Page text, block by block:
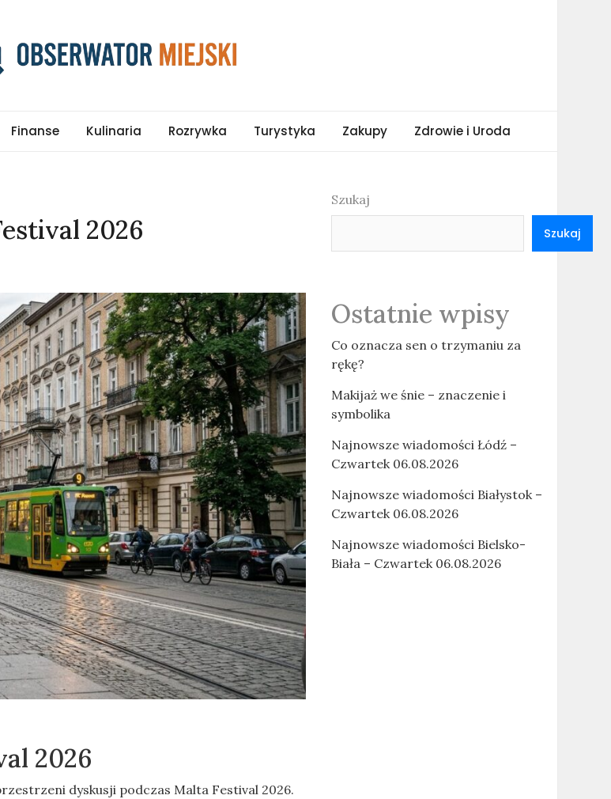
Finanse Kulinaria Rozrywka Turystyka Zakupy Zdrowie i Uroda
2026
2026
dyskusji podczas Malta Festival 2026.
Szukaj
Szukaj
Ostatnie wpisy
Co oznacza sen o trzymaniu za
rękę?
Makijaż we śnie – znaczenie i
symbolika
Najnowsze wiadomości Łódź –
Czwartek 06.08.2026
Najnowsze wiadomości Białystok –
Czwartek 06.08.2026
Najnowsze wiadomości Bielsko-
Biała – Czwartek 06.08.2026